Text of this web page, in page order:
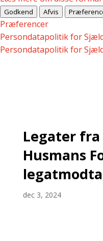
Godkend Afvis
Præferencer
Persondatapolitik for
Persondatapolitik for
Legater
Husmans
dec 3, 2024